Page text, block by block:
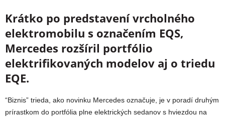
Krátko po predstavení vrcholného
elektromobilu s označením EQS,
Mercedes rozšíril portfólio
elektrifikovaných modelov aj o triedu
EQE.
“Biznis” trieda, ako novinku Mercedes označuje, je v poradí druhým
prírastkom do portfólia plne elektrických sedanov s hviezdou na